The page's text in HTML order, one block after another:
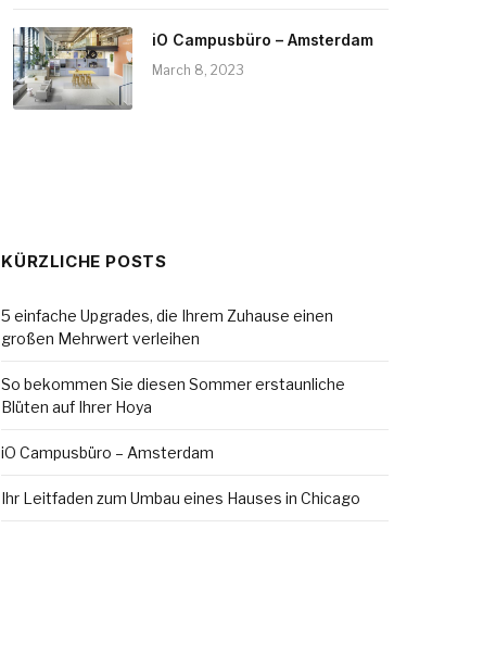
iO Campusbüro – Amsterdam
March 8, 2023
KÜRZLICHE POSTS
5 einfache Upgrades, die Ihrem Zuhause einen
großen Mehrwert verleihen
So bekommen Sie diesen Sommer erstaunliche
Blüten auf Ihrer Hoya
iO Campusbüro – Amsterdam
Ihr Leitfaden zum Umbau eines Hauses in Chicago